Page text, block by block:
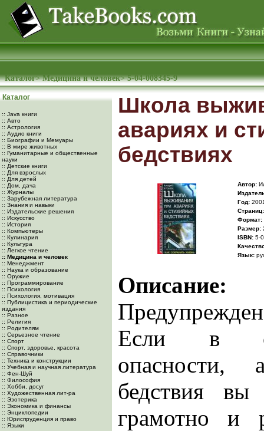
Каталог>Медицина и человек>5-04-008345-9
Каталог
:: Java книги
:: Авто
:: Астрология
:: Аудио книги
:: Биографии и Мемуары
:: В мире животных
:: Гуманитарные и общественные
науки
:: Детские книги
:: Для взрослых
:: Для детей
:: Дом, дача
:: Журналы
:: Зарубежная литература
:: Знания и навыки
:: Издательские решения
:: Искусство
:: История
:: Компьютеры
:: Кулинария
:: Культура
:: Легкое чтение
:: Медицина и человек
:: Менеджмент
:: Наука и образование
:: Оружие
:: Программирование
:: Психология
:: Психология, мотивация
:: Публицистика и периодические
издания
:: Разное
:: Религия
:: Родителям
:: Серьезное чтение
:: Спорт
:: Спорт, здоровье, красота
:: Справочники
:: Техника и конструкции
:: Учебная и научная литература
:: Фен-Шуй
:: Философия
:: Хобби, досуг
:: Художественная лит-ра
:: Эзотерика
:: Экономика и финансы
:: Энциклопедии
:: Юриспруденция и право
:: Языки
Школа
авариях и
бедствиях
Автор:
Год:
Cтраниц:
Формат:
Размер:
ISBN: 5-
Язык:
Описание:
Если в
опасности,
бедствия вы
грамотно и